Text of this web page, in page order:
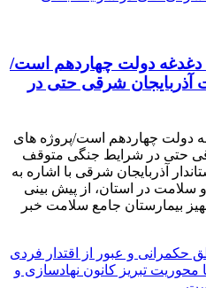
دولت چهاردهم است/
آذربایجان شرقی حتی در
دولت چهاردهم است/پروژه ‌های
حتی در شرایط جنگی متوقف
آذربایجان شرقی با اشاره به
سلامت در استان، از پیش ‌بینی
تجهیز بیمارستان جامع سلامت خبر